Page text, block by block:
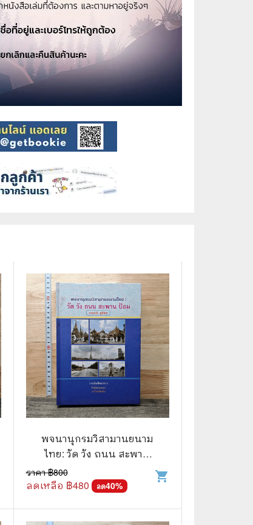
พจนานุกรมวิสามานยนาม
ไทย: วัด วัง ถนน สะพาน
ป้อม - กนกวลี ชูชัยยะ
ราคา ฿800
ลดเหลือ ฿480 ลด40%
shopping_cart
⚽ Sports
🎲 Board Game
2️⃣ Used Board Game บอร์ดเกมมือ
สอง
🎉 Party
🧠 Strategy
♟️ Abstract
Board Game
📅 สินค้าอื่นๆ
📒 สมุดบันทึก
🎥 ของสะสมจากหนังและการ์ตูน
📅 ปฏิทินเก่า